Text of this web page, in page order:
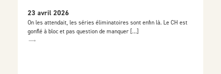
23 avril 2026
On les attendait, les séries éliminatoires sont enfin là. Le CH est
gonflé à bloc et pas question de manquer […]